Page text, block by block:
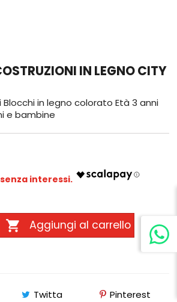
IN LEGNO CITY
in legno colorato Età 3 anni
e bambine
 Aggiungi al carrello
Twitta Pinterest